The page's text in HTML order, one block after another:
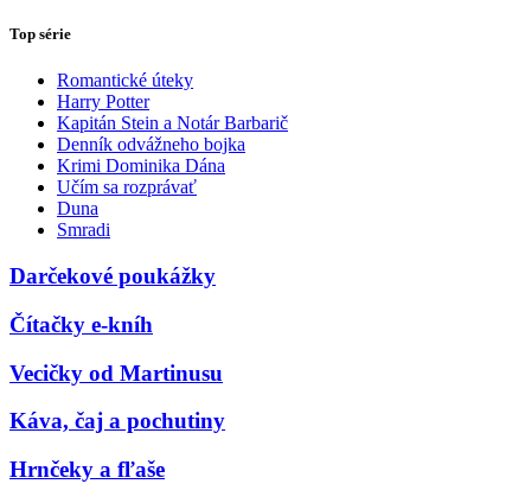
Top série
Romantické úteky
Harry Potter
Kapitán Stein a Notár Barbarič
Denník odvážneho bojka
Krimi Dominika Dána
Učím sa rozprávať
Duna
Smradi
Darčekové poukážky
Čítačky e-kníh
Vecičky od Martinusu
Káva, čaj a pochutiny
Hrnčeky a fľaše